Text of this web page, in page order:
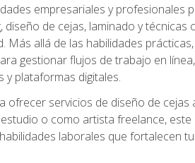
empresariales y profesionales
de cejas, laminado y técnicas
allá de las habilidades
gestionar flujos de trabajo en
plataformas digitales.
servicios de diseño de cejas
o como artista freelance,
laborales que fortalecen